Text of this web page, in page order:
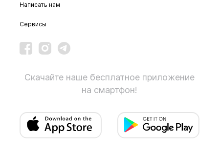
Написать нам
Сервисы
Скачайте наше бесплатное приложение
на смартфон!